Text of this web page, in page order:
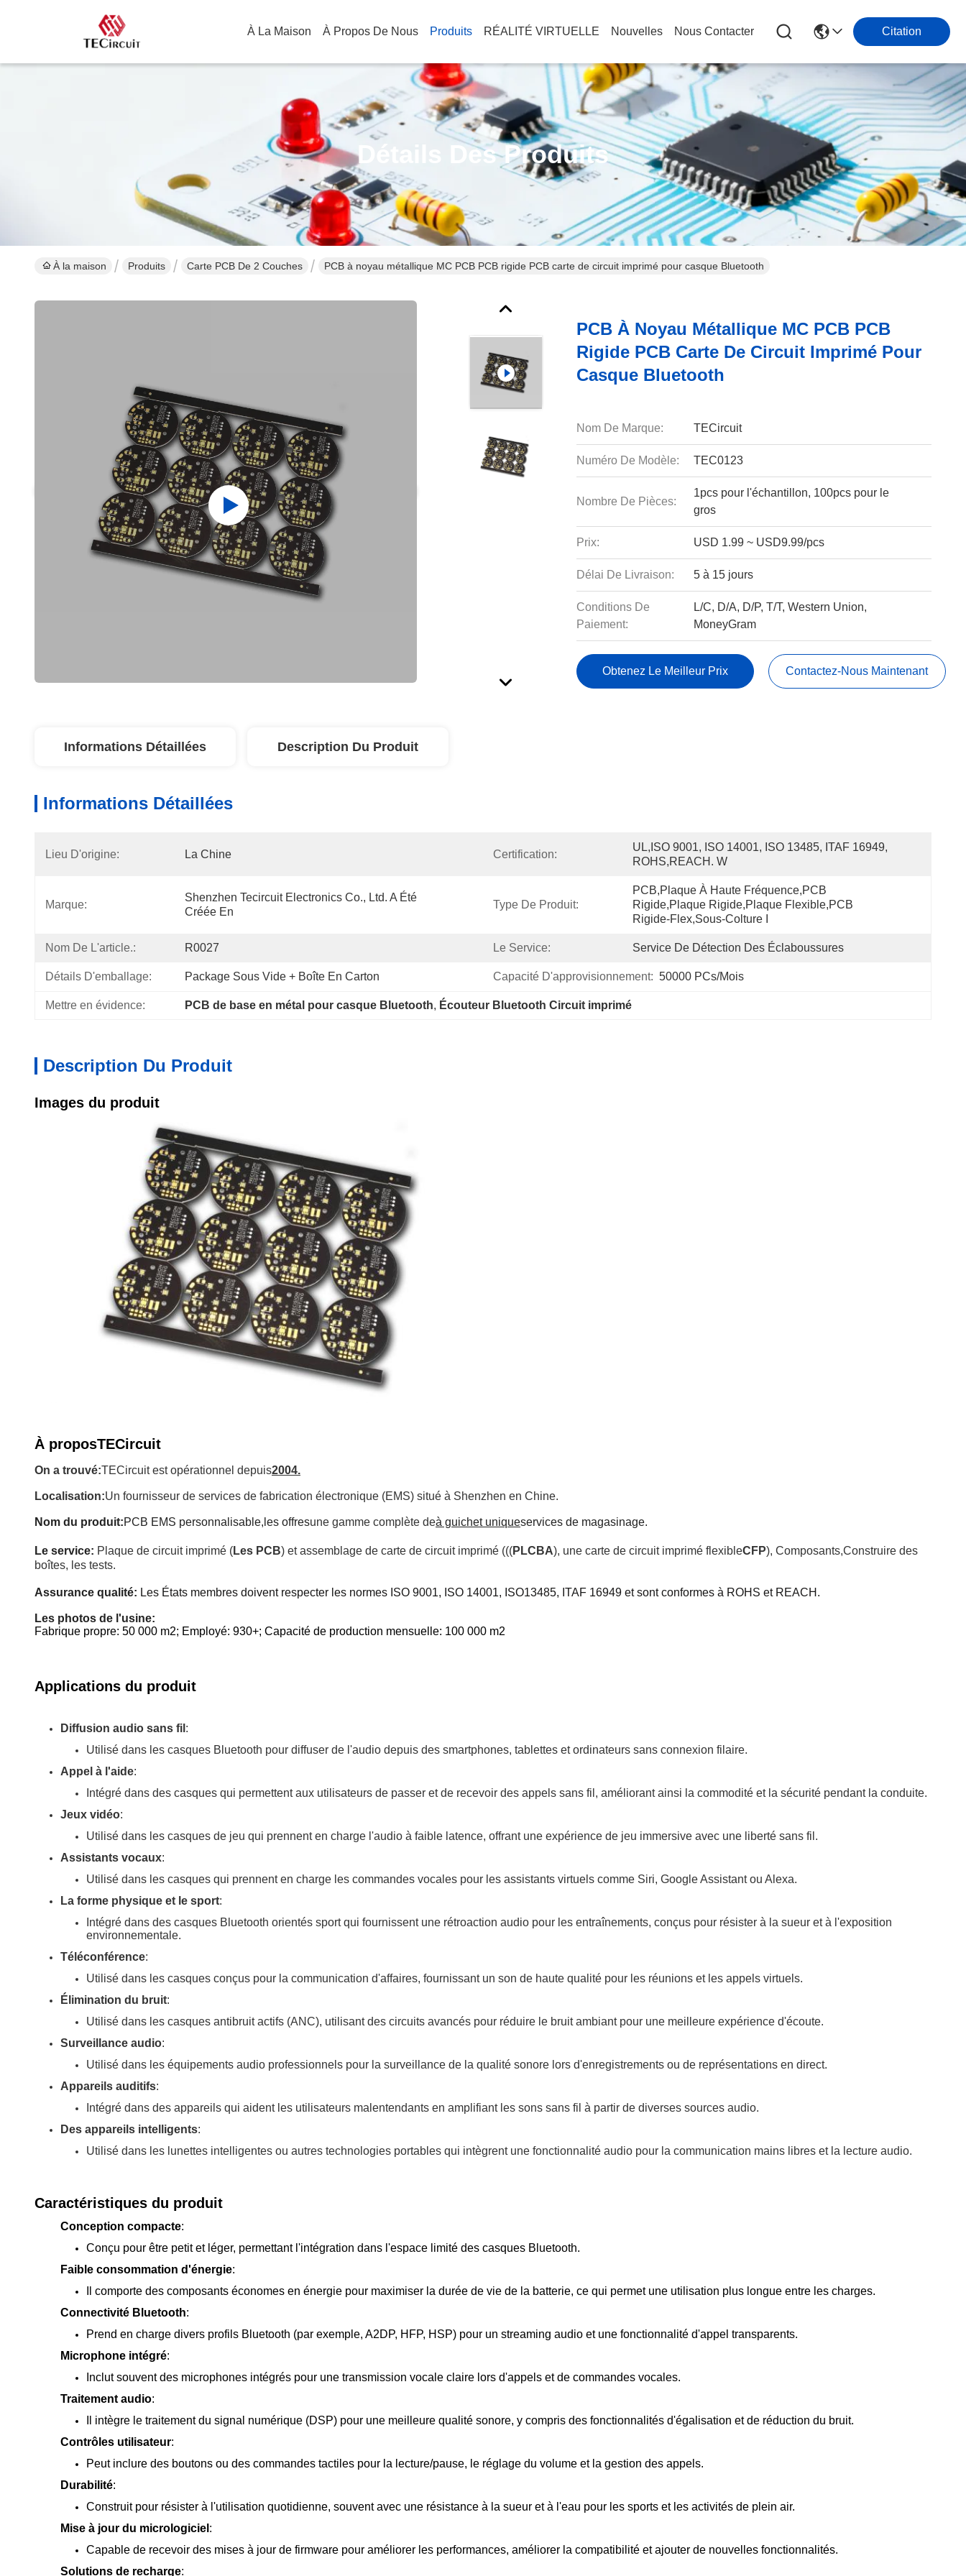
À La Maison À Propos De Nous Produits RÉALITÉ VIRTUELLE Nouvelles Nous Contacter Citation
Détails Des Produits
À la maison Produits Carte PCB De 2 Couches PCB à noyau métallique MC PCB PCB rigide PCB carte de circuit imprimé pour casque Bluetooth
PCB À Noyau Métallique MC PCB PCB
Rigide PCB Carte De Circuit Imprimé Pour
Casque Bluetooth
Nom De Marque: TECircuit
Numéro De Modèle: TEC0123
Nombre De Pièces:
1pcs pour l'échantillon, 100pcs pour le
gros
Prix: USD 1.99 ~ USD9.99/pcs
Délai De Livraison: 5 à 15 jours
Conditions De
Paiement:
L/C, D/A, D/P, T/T, Western Union,
MoneyGram
Obtenez Le Meilleur Prix Contactez-Nous Maintenant
Informations Détaillées Description Du Produit
Informations Détaillées
Lieu D'origine: La Chine Certification:
UL,ISO 9001, ISO 14001, ISO 13485, ITAF 16949,
ROHS,REACH. W
Marque:
Shenzhen Tecircuit Electronics Co., Ltd. A Été
Créée En
Type De Produit:
PCB,plaque À Haute Fréquence,PCB
Rigide,plaque Rigide,plaque Flexible,PCB
Rigide-Flex,sous-Colture I
Nom De L'article.: R0027 Le Service: Service De Détection Des Éclaboussures
Détails D'emballage: Package Sous Vide + Boîte En Carton Capacité D'approvisionnement: 50000 PCs/mois
Mettre en évidence: PCB de base en métal pour casque Bluetooth, Écouteur Bluetooth Circuit imprimé
Description Du Produit
Images du produit
À proposTECircuit
On a trouvé:TECircuit est opérationnel depuis2004.
Localisation:Un fournisseur de services de fabrication électronique (EMS) situé à Shenzhen en Chine.
Nom du produit:PCB EMS personnalisable, les offresune gamme complète deà guichet uniqueservices de magasinage.
Le service: Plaque de circuit imprimé (Les PCB) et assemblage de carte de circuit imprimé (((PLCBA), une carte de circuit imprimé flexibleCFP), Composants,Construire des
boîtes, les tests.
Assurance qualité: Les États membres doivent respecter les normes ISO 9001, ISO 14001, ISO13485, ITAF 16949 et sont conformes à ROHS et REACH.
Les photos de l'usine:
Fabrique propre: 50 000 m2; Employé: 930+; Capacité de production mensuelle: 100 000 m2
Applications du produit
Diffusion audio sans fil :
Utilisé dans les casques Bluetooth pour diffuser de l'audio depuis des smartphones, tablettes et ordinateurs sans connexion filaire.
Appel à l'aide:
Intégré dans des casques qui permettent aux utilisateurs de passer et de recevoir des appels sans fil, améliorant ainsi la commodité et la sécurité pendant la conduite.
Jeux vidéo:
Utilisé dans les casques de jeu qui prennent en charge l'audio à faible latence, offrant une expérience de jeu immersive avec une liberté sans fil.
Assistants vocaux:
Utilisé dans les casques qui prennent en charge les commandes vocales pour les assistants virtuels comme Siri, Google Assistant ou Alexa.
La forme physique et le sport:
Intégré dans des casques Bluetooth orientés sport qui fournissent une rétroaction audio pour les entraînements, conçus pour résister à la sueur et à l'exposition
environnementale.
Téléconférence:
Utilisé dans les casques conçus pour la communication d'affaires, fournissant un son de haute qualité pour les réunions et les appels virtuels.
Élimination du bruit:
Utilisé dans les casques antibruit actifs (ANC), utilisant des circuits avancés pour réduire le bruit ambiant pour une meilleure expérience d'écoute.
Surveillance audio:
Utilisé dans les équipements audio professionnels pour la surveillance de la qualité sonore lors d'enregistrements ou de représentations en direct.
Appareils auditifs:
Intégré dans des appareils qui aident les utilisateurs malentendants en amplifiant les sons sans fil à partir de diverses sources audio.
Des appareils intelligents:
Utilisé dans les lunettes intelligentes ou autres technologies portables qui intègrent une fonctionnalité audio pour la communication mains libres et la lecture audio.
Caractéristiques du produit
Conception compacte:
Conçu pour être petit et léger, permettant l'intégration dans l'espace limité des casques Bluetooth.
Faible consommation d'énergie:
Il comporte des composants économes en énergie pour maximiser la durée de vie de la batterie, ce qui permet une utilisation plus longue entre les charges.
Connectivité Bluetooth:
Prend en charge divers profils Bluetooth (par exemple, A2DP, HFP, HSP) pour un streaming audio et une fonctionnalité d'appel transparents.
Microphone intégré:
Inclut souvent des microphones intégrés pour une transmission vocale claire lors d'appels et de commandes vocales.
Traitement audio:
Il intègre le traitement du signal numérique (DSP) pour une meilleure qualité sonore, y compris des fonctionnalités d'égalisation et de réduction du bruit.
Contrôles utilisateur:
Peut inclure des boutons ou des commandes tactiles pour la lecture/pause, le réglage du volume et la gestion des appels.
Durabilité:
Construit pour résister à l'utilisation quotidienne, souvent avec une résistance à la sueur et à l'eau pour les sports et les activités de plein air.
Mise à jour du micrologiciel :
Capable de recevoir des mises à jour de firmware pour améliorer les performances, améliorer la compatibilité et ajouter de nouvelles fonctionnalités.
Solutions de recharge: